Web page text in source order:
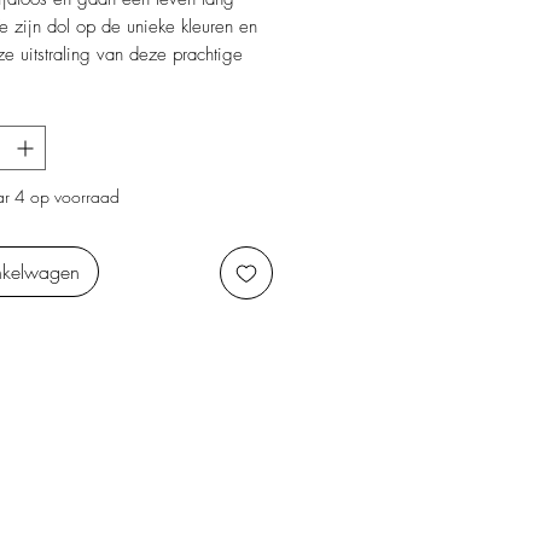
zijn dol op de unieke kleuren en
uitstraling van deze prachtige
Studio BAM! Deze zijden
de perfecte aanvulling op onze
4 op voorraad